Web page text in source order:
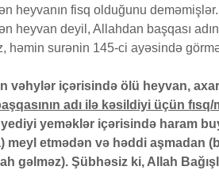
heyvanın fisq olduğunu
heyvan deyil, Allahdan başqası
həmin surənin 145-ci ayəsində
vəhylər içərisində ölü heyvan,
adı ilə kəsildiyi üçün
yediyi yeməklər içərisində haram
meyl etmədən və həddi aşmadan
gəlməz). Şübhəsiz ki, Allah
37 Baxış